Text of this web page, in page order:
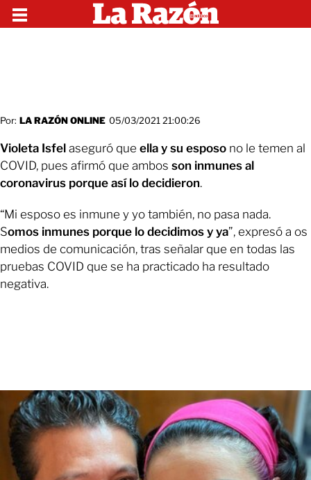
Por: LA RAZÓN ONLINE 05/03/2021 21:00:26
Violeta Isfel aseguró que ella y su esposo no le temen al
COVID, pues afirmó que ambos son inmunes al
coronavirus porque así lo decidieron.
“Mi esposo es inmune y yo también, no pasa nada.
Somos inmunes porque lo decidimos y ya”, expresó a os
medios de comunicación, tras señalar que en todas las
pruebas COVID que se ha practicado ha resultado
negativa.